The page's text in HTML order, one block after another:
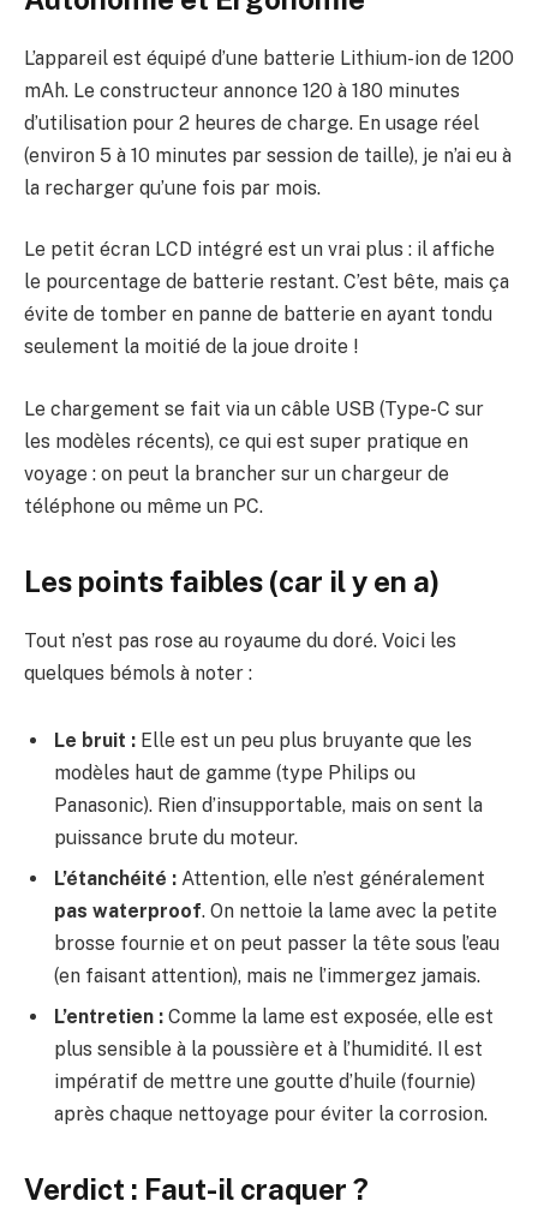
L’appareil est équipé d’une batterie Lithium-ion de 1200
mAh. Le constructeur annonce 120 à 180 minutes
d’utilisation pour 2 heures de charge. En usage réel
(environ 5 à 10 minutes par session de taille), je n’ai eu à
la recharger qu’une fois par mois.
Le petit écran LCD intégré est un vrai plus : il affiche
le pourcentage de batterie restant. C’est bête, mais ça
évite de tomber en panne de batterie en ayant tondu
seulement la moitié de la joue droite !
Le chargement se fait via un câble USB (Type-C sur
les modèles récents), ce qui est super pratique en
voyage : on peut la brancher sur un chargeur de
téléphone ou même un PC.
Les points faibles (car il y en a)
Tout n’est pas rose au royaume du doré. Voici les
quelques bémols à noter :
Le bruit : Elle est un peu plus bruyante que les
modèles haut de gamme (type Philips ou
Panasonic). Rien d’insupportable, mais on sent la
puissance brute du moteur.
L’étanchéité : Attention, elle n’est généralement
pas waterproof. On nettoie la lame avec la petite
brosse fournie et on peut passer la tête sous l’eau
(en faisant attention), mais ne l’immergez jamais.
L’entretien : Comme la lame est exposée, elle est
plus sensible à la poussière et à l’humidité. Il est
impératif de mettre une goutte d’huile (fournie)
après chaque nettoyage pour éviter la corrosion.
Verdict : Faut-il craquer ?